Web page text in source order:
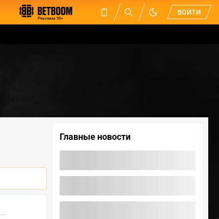
ВОЙТИ
Главные новости